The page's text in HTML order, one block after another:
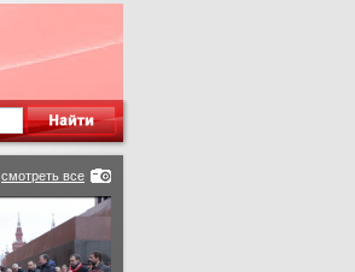
смотреть все